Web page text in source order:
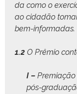
da como o
ao cidadão
bem-informadas.
1.2 O Prêmio
I –
pós-